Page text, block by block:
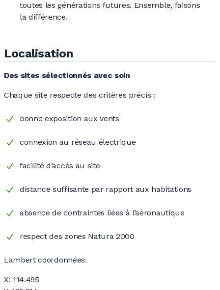
toutes les générations futures. Ensemble, faisons
la différence.
Localisation
Des sites sélectionnés avec soin
Chaque site respecte des critères précis :
bonne exposition aux vents
connexion au réseau électrique
facilité d’accès au site
distance suffisante par rapport aux habitations
absence de contraintes liées à l’aéronautique
respect des zones Natura 2000
Lambert coordonnées:
X: 114.495